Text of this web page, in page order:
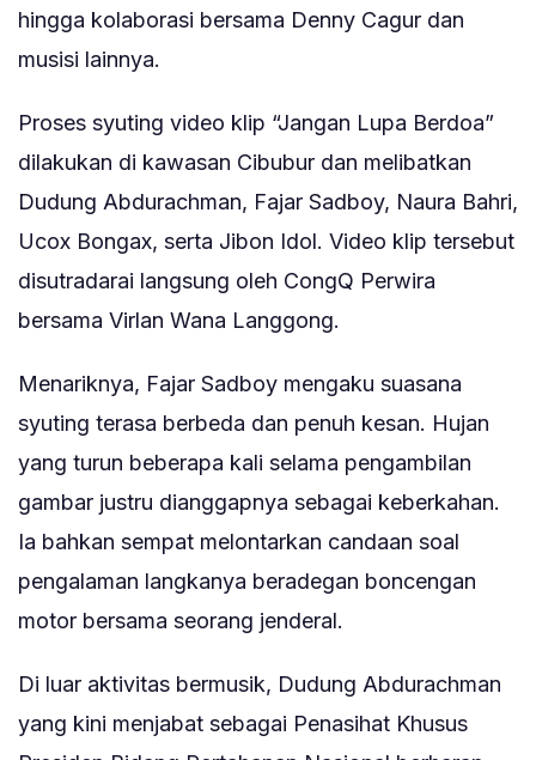
hingga kolaborasi bersama Denny Cagur dan
musisi lainnya.
Proses syuting video klip “Jangan Lupa Berdoa”
dilakukan di kawasan Cibubur dan melibatkan
Dudung Abdurachman, Fajar Sadboy, Naura Bahri,
Ucox Bongax, serta Jibon Idol. Video klip tersebut
disutradarai langsung oleh CongQ Perwira
bersama Virlan Wana Langgong.
Menariknya, Fajar Sadboy mengaku suasana
syuting terasa berbeda dan penuh kesan. Hujan
yang turun beberapa kali selama pengambilan
gambar justru dianggapnya sebagai keberkahan.
Ia bahkan sempat melontarkan candaan soal
pengalaman langkanya beradegan boncengan
motor bersama seorang jenderal.
Di luar aktivitas bermusik, Dudung Abdurachman
yang kini menjabat sebagai Penasihat Khusus